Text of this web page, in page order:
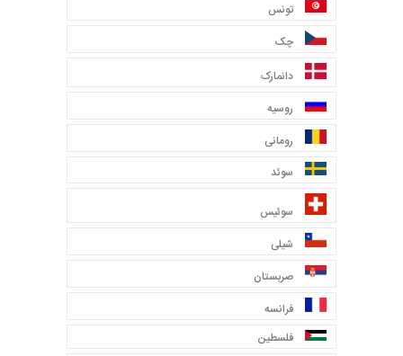
تونس
چک
دانمارک
روسیه
رومانی
سوئد
سوئیس
شیلی
صربستان
فرانسه
فلسطین